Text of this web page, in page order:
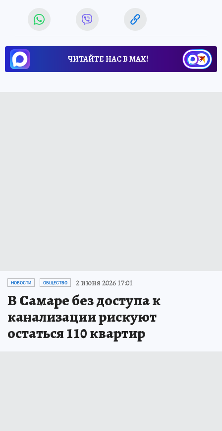
ЧИТАЙТЕ НАС В МАХ!
НОВОСТИ ОБЩЕСТВО 2 июня 2026 17:01
В Самаре без доступа к
канализации рискуют
остаться 110 квартир